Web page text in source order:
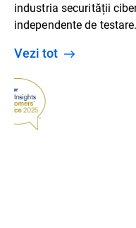
industria securității
independente de testare.
Vezi tot